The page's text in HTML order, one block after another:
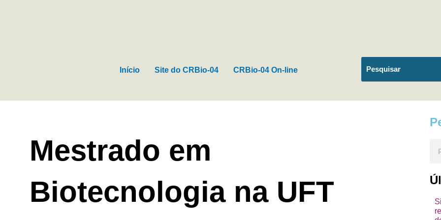
Início Site do CRBio-04 CRBio-04 On-line
Mestrado em
Biotecnologia na UFT